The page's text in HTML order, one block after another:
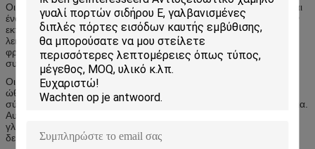
Οι χρησιμοποιημένοι φραγμός ενσωματωμένοι τυφλοί ώθησης είναι
ένα απλό και αξιόπιστο χειρωνακτικό σύστημα. Λειτουργούν με την
εκπληκτικές ταχύτητα και την επιείκεια. Αυξήστε, η χαμηλότερη και
λειτουργία κλίσης επιτυγχάνεται με απλά να γλιστρήσει τους
φραγμούς ώθησης κατά μήκος των δευτερευουσών ραγών
συνόρων.
Οι ενιαίοι χρησιμοποιημένοι φραγμός ενσωματωμένοι τυφλοί
ώθησης ραγών μας είναι ένα απλό και αξιόπιστο χειρωνακτικό
σύστημα. Λειτουργούν με την εκπληκτικές ταχύτητα και την επιείκεια.
Αυξήστε, χαμηλότερος και η κλίση επιτυγχάνεται με απλά να
γλιστρήσει αυτή φραγμός ώθησης πάνω-κάτω την ενιαία
δευτερεύουσα ράγα συνόρων.